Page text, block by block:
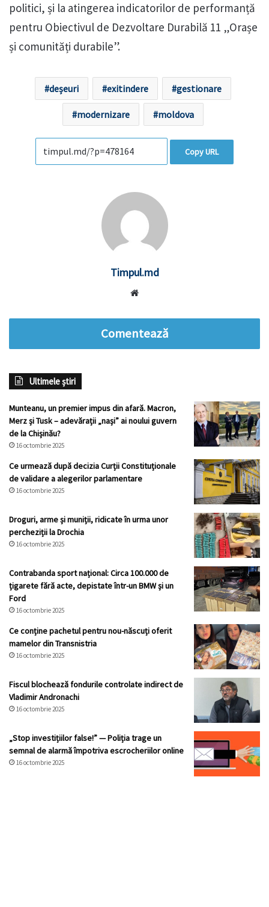
politici, și la atingerea indicatorilor de performanță
pentru Obiectivul de Dezvoltare Durabilă 11 „Orașe
și comunități durabile”.
deșeuri exitindere gestionare
modernizare moldova
Copy URL
Timpul.md
Comentează
Ultimele știri
Munteanu, un premier impus din afară. Macron,
Merz și Tusk – adevărații „nași” ai noului guvern
de la Chișinău?
16 octombrie 2025
Ce urmează după decizia Curții Constituționale
de validare a alegerilor parlamentare
16 octombrie 2025
Droguri, arme și muniții, ridicate în urma unor
percheziții la Drochia
16 octombrie 2025
Contrabanda sport național: Circa 100.000 de
țigarete fără acte, depistate într-un BMW și un
Ford
16 octombrie 2025
Ce conține pachetul pentru nou-născuți oferit
mamelor din Transnistria
16 octombrie 2025
Fiscul blochează fondurile controlate indirect de
Vladimir Andronachi
16 octombrie 2025
„Stop investițiilor false!” — Poliția trage un
semnal de alarmă împotriva escrocheriilor online
16 octombrie 2025